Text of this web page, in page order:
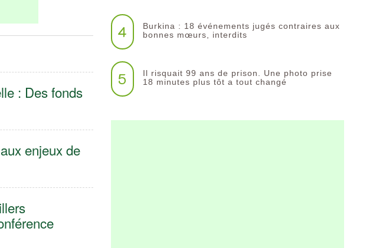
: Des fonds
enjeux de
4
Burkina : 18 événements jugés contraires aux
bonnes mœurs, interdits
5
Il risquait 99 ans de prison. Une photo prise
18 minutes plus tôt a tout changé